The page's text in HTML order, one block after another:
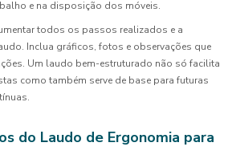
e na disposição dos móveis.
todos os passos realizados e a
Inclua gráficos, fotos e observações que
Um laudo bem-estruturado não só facilita
como também serve de base para futuras
do Laudo de Ergonomia para